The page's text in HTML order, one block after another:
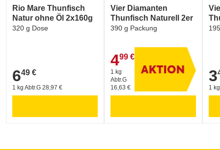
Umwelt und Verpackung:
Identitätskennzeichen und Genusstauglichkeitskennzeichen
GREEN DOT - ARA (Verpackungskennzeichen)
Rio Mare Thunfisch
Natur ohne Öl 2x160g
320 g Dose
6,49 €
649 €
1 kg Abtr.G 28,97 €
Vier Diamanten
Thunfisch Naturell 2er
390 g Packung
4,99 €
499 €
1 kg
Abtr.G
16,63 €
3
1